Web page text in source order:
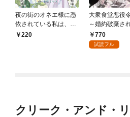
夜の街のオネエ様に憑
依されている私は、乙
女ゲームの当て馬ちゃ
220
大衆食堂悪役
～婚約破棄さ
食堂を開いた
の力が開花し
770
試読フル
クリーク・アンド・